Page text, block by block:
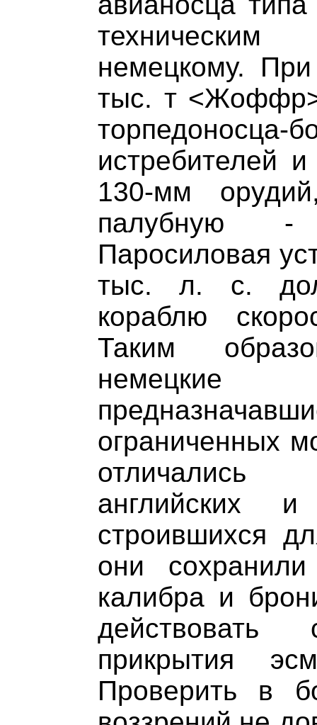
немецкому.
тыс. т
истребителей
130-мм
палубную
Паросиловая
тыс. л. с.
кораблю
Таким
ограниченных
отличались
английских
строившихся
они
калибра и
действовать
прикрытия
Проверить в